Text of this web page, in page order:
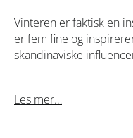
Vinteren er faktisk en
er fem fine og
skandinaviske
Les mer…